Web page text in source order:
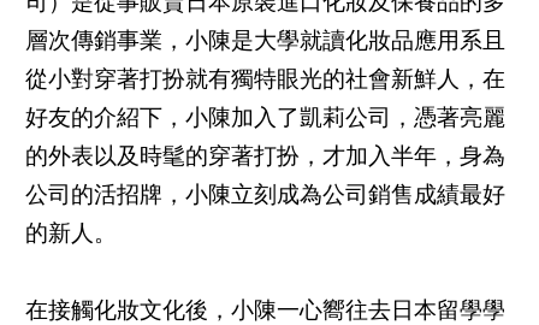
層次傳銷事業，小陳是大學就讀化妝品應用系且
從小對穿著打扮就有獨特眼光的社會新鮮人，在
好友的介紹下，小陳加入了凱莉公司，憑著亮麗
的外表以及時髦的穿著打扮，才加入半年，身為
公司的活招牌，小陳立刻成為公司銷售成績最好
的新人。
在接觸化妝文化後，小陳一心嚮往去日本留學學